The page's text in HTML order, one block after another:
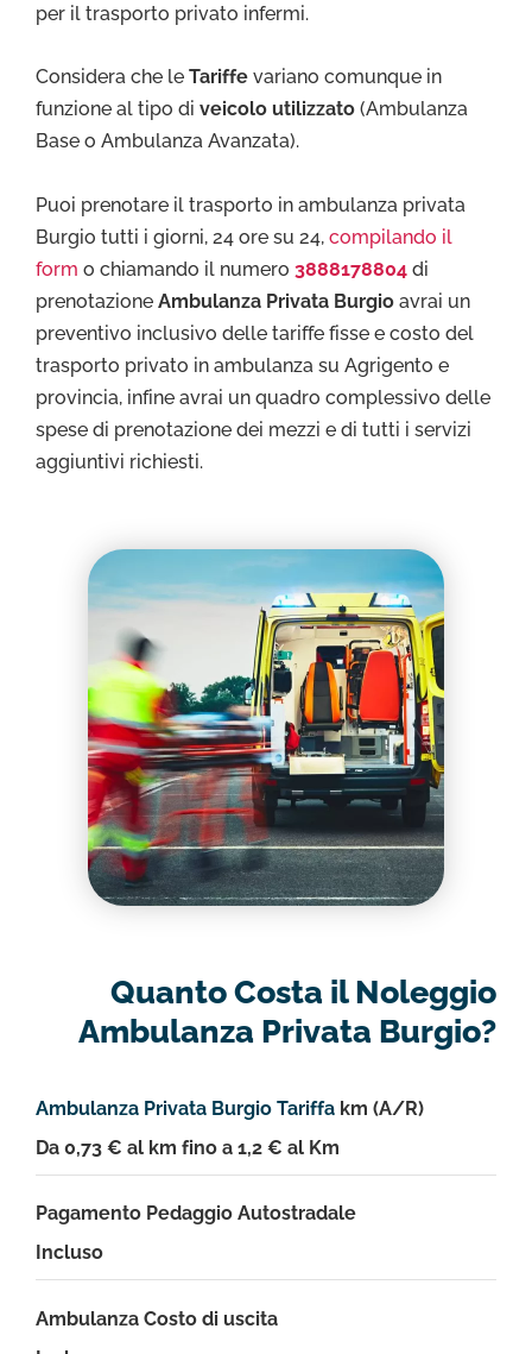
per il trasporto privato infermi.
Considera che le Tariffe variano comunque in
funzione al tipo di veicolo utilizzato (Ambulanza
Base o Ambulanza Avanzata).
Puoi prenotare il trasporto in ambulanza privata
Burgio tutti i giorni, 24 ore su 24, compilando il
form o chiamando il numero 3888178804 di
prenotazione Ambulanza Privata Burgio avrai un
preventivo inclusivo delle tariffe fisse e costo del
trasporto privato in ambulanza su Agrigento e
provincia, infine avrai un quadro complessivo delle
spese di prenotazione dei mezzi e di tutti i servizi
aggiuntivi richiesti.
Quanto Costa il Noleggio
Ambulanza Privata Burgio?
Ambulanza Privata Burgio Tariffa km (A/R)
Da 0,73 € al km fino a 1,2 € al Km
Pagamento Pedaggio Autostradale
Incluso
Ambulanza Costo di uscita